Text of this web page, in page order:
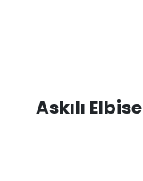
Askılı Elbise